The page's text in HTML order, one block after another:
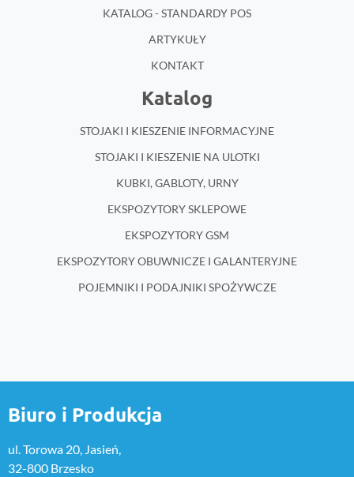
KATALOG - STANDARDY POS
ARTYKUŁY
KONTAKT
Katalog
STOJAKI I KIESZENIE INFORMACYJNE
STOJAKI I KIESZENIE NA ULOTKI
KUBKI, GABLOTY, URNY
EKSPOZYTORY SKLEPOWE
EKSPOZYTORY GSM
EKSPOZYTORY OBUWNICZE I GALANTERYJNE
POJEMNIKI I PODAJNIKI SPOŻYWCZE
Biuro i Produkcja
ul. Torowa 20, Jasień,
32-800 Brzesko